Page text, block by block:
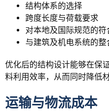
结构体系的选择
跨度长度与荷载要求
对本地及国际规范的符
与建筑及机电系统的整
优化后的结构设计能够在保
料利用效率，从而同时降低
运输与物流成本